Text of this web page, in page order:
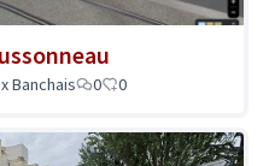
Banchais 0 0